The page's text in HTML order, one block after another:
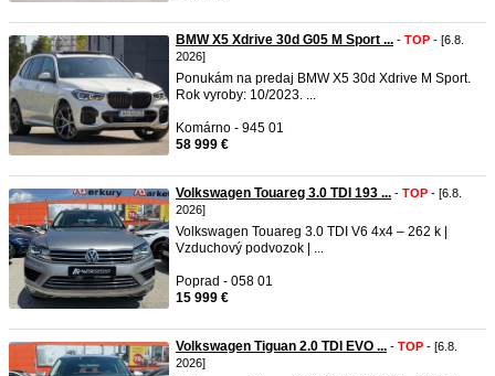
BMW X5 Xdrive 30d G05 M Sport ... - TOP - [6.8.
2026]
Ponukám na predaj BMW X5 30d Xdrive M Sport.
Rok vyroby: 10/2023. ...
Komárno - 945 01
58 999 €
Volkswagen Touareg 3.0 TDI 193 ... - TOP - [6.8.
2026]
Volkswagen Touareg 3.0 TDI V6 4x4 – 262 k |
Vzduchový podvozok | ...
Poprad - 058 01
15 999 €
Volkswagen Tiguan 2.0 TDI EVO ... - TOP - [6.8.
2026]